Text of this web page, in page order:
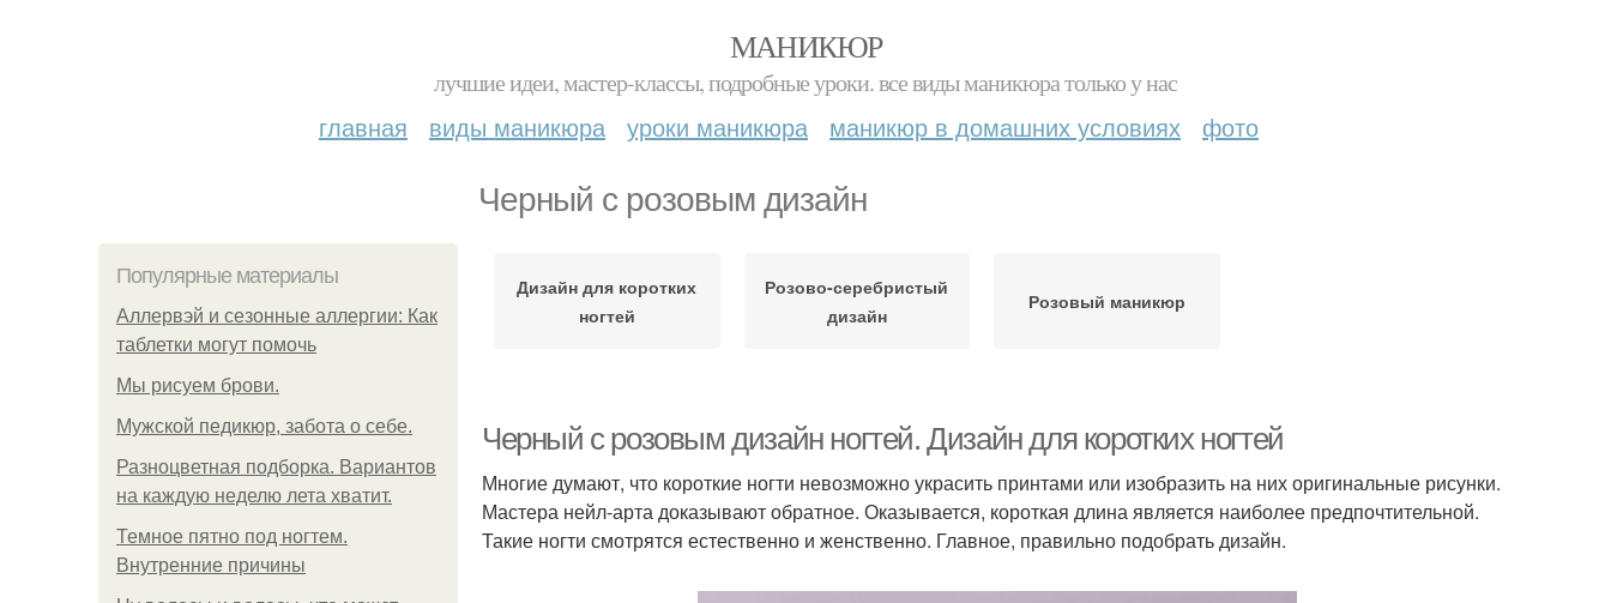
МАНИКЮР
лучшие идеи, мастер-классы, подробные уроки. все виды маникюра только у нас
главная виды маникюра уроки маникюра маникюр в домашних условиях фото
Черный с розовым дизайн
Популярные материалы
Аллервэй и сезонные аллергии: Как
таблетки могут помочь
Мы рисуем брови.
Мужской педикюр, забота о себе.
Разноцветная подборка. Вариантов
на каждую неделю лета хватит.
Темное пятно под ногтем.
Внутренние причины
Дизайн для коротких
ногтей
Розово-серебристый
дизайн
Розовый маникюр
Черный с розовым дизайн ногтей. Дизайн для коротких ногтей
Многие думают, что короткие ногти невозможно украсить принтами или изобразить на них оригинальные рисунки.
Мастера нейл-арта доказывают обратное. Оказывается, короткая длина является наиболее предпочтительной.
Такие ногти смотрятся естественно и женственно. Главное, правильно подобрать дизайн.